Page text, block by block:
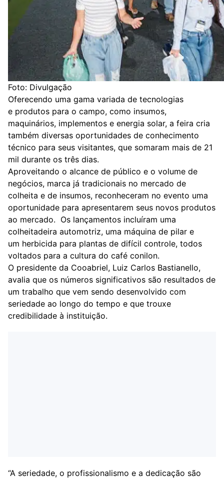
Foto: Divulgação
Oferecendo uma gama variada de tecnologias
e produtos para o campo, como insumos,
maquinários, implementos e energia solar, a feira cria
também diversas oportunidades de conhecimento
técnico para seus visitantes, que somaram mais de 21
mil durante os três dias.
Aproveitando o alcance de público e o volume de
negócios, marca já tradicionais no mercado de
colheita e de insumos, reconheceram no evento uma
oportunidade para apresentarem seus novos produtos
ao mercado. Os lançamentos incluíram uma
colheitadeira automotriz, uma máquina de pilar e
um herbicida para plantas de difícil controle, todos
voltados para a cultura do café conilon.
O presidente da Cooabriel, Luiz Carlos Bastianello,
avalia que os números significativos são resultados de
um trabalho que vem sendo desenvolvido com
seriedade ao longo do tempo e que trouxe
credibilidade à instituição.
“A seriedade, o profissionalismo e a dedicação são